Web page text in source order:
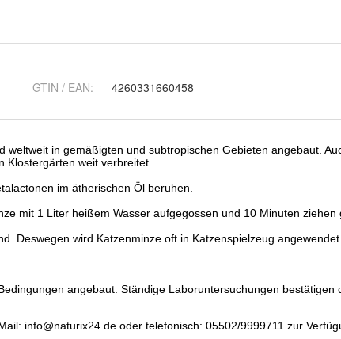
GTIN / EAN: 4260331660458